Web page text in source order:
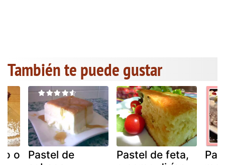
También te puede gustar
o
Pastel de
Pastel de feta,